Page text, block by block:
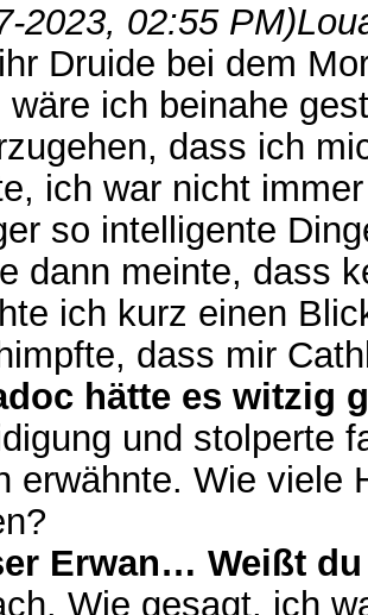
2023, 02:55 PM)
Druide bei dem
wäre ich beinahe
dass ich
ich war nicht
so intelligente
dann meinte, dass
ich kurz einen
dass mir
hätte es witzig
und stolperte
erwähnte. Wie viele
Erwan… Weißt
Wie gesagt, ich